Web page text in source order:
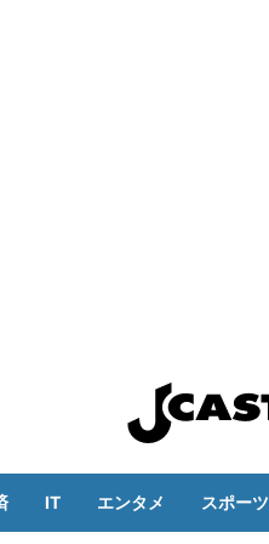
IT エンタメ スポーツ